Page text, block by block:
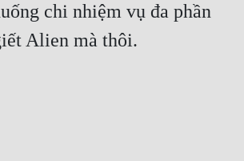
chi nhiệm vụ đa phần
Alien mà thôi.